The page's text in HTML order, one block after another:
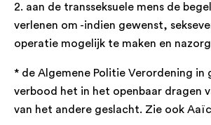
2. aan de transseksuele mens de
verlenen om -indien gewenst,
operatie mogelijk te maken en
* de Algemene Politie Verordening in
verbood het in het openbaar dragen
van het andere geslacht. Zie ook